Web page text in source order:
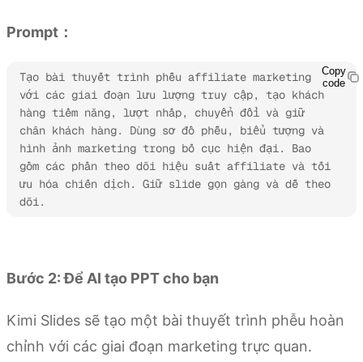
Prompt：
Tạo bài thuyết trình phễu affiliate marketing
với các giai đoạn lưu lượng truy cập, tạo khách
hàng tiềm năng, lượt nhấp, chuyển đổi và giữ
chân khách hàng. Dùng sơ đồ phễu, biểu tượng và
hình ảnh marketing trong bố cục hiện đại. Bao
gồm các phần theo dõi hiệu suất affiliate và tối
ưu hóa chiến dịch. Giữ slide gọn gàng và dễ theo
dõi.
Copy
code
Bước 2: Để AI tạo PPT cho bạn
Kimi Slides sẽ tạo một bài thuyết trình phễu hoàn
chỉnh với các giai đoạn marketing trực quan.